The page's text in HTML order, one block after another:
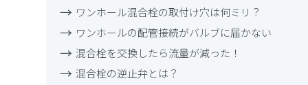
ワンホール混合栓の取付け穴は何ミリ？
ワンホールの配管接続がバルブに届かない
混合栓を交換したら流量が減った！
混合栓の逆止弁とは？